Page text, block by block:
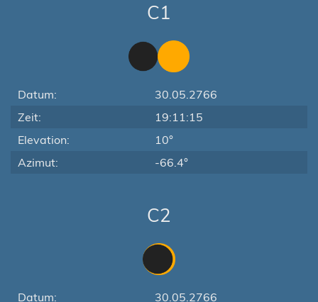
C1
Datum:
30.05.2766
Zeit:
19:11:15
Elevation:
10°
Azimut:
-66.4°
C2
Datum: 30.05.2766